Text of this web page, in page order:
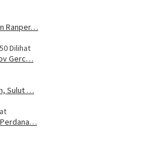
Ranper…
Dilihat
Gerc…
Sulut …
Perdana…